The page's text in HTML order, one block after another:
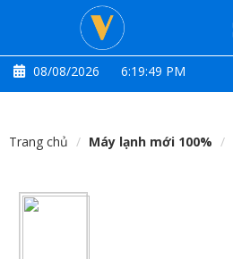
08/08/2026 6:19:49 PM
Trang chủ Máy lạnh mới 100%